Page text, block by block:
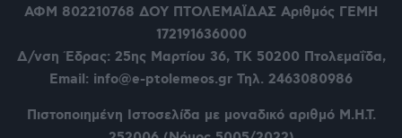
ΑΦΜ 802210768 ΔΟΥ ΠΤΟΛΕΜΑΪΔΑΣ Αριθμός ΓΕΜΗ
172191636000
Δ/νση Έδρας: 25ης Μαρτίου 36, ΤΚ 50200 Πτολεμαΐδα,
Email: info@e-ptolemeos.gr Τηλ. 2463080986
Πιστοποιημένη Ιστοσελίδα με μοναδικό αριθμό Μ.Η.Τ.